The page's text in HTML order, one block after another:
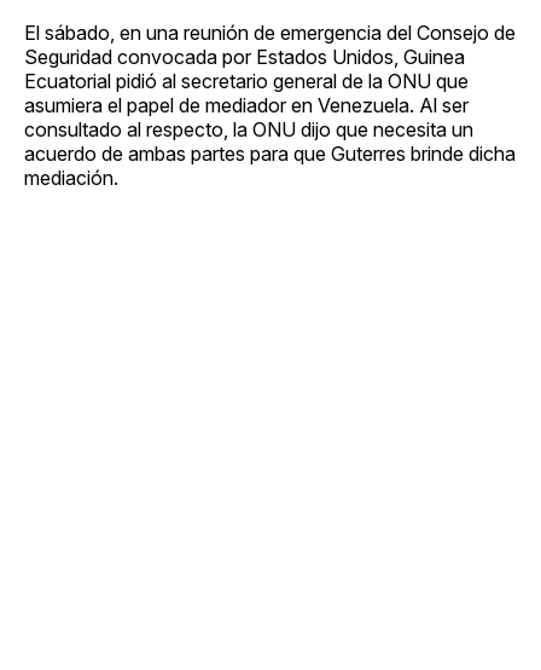
El sábado, en una reunión de emergencia del Consejo de
Seguridad convocada por Estados Unidos, Guinea
Ecuatorial pidió al secretario general de la ONU que
asumiera el papel de mediador en Venezuela. Al ser
consultado al respecto, la ONU dijo que necesita un
acuerdo de ambas partes para que Guterres brinde dicha
mediación.